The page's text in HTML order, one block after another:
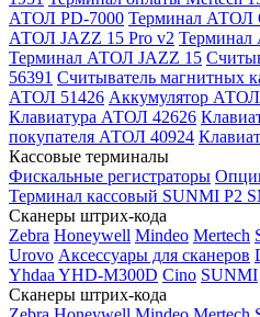
АТОЛ PD-7000 Терминал АТОЛ
АТОЛ JAZZ 15 Pro v2 Терминал
Терминал АТОЛ JAZZ 15
56391 Считыватель магнитных
АТОЛ 51426 Аккумулятор
Клавиатура АТОЛ 42626
покупателя АТОЛ 40924
Кассовые терминалы
Фискальные регистраторы
Терминал кассовый SUNMI P2
Сканеры штрих-кода
Zebra Honeywell Mindeo Mertech
Urovo Аксессуары для сканеров
Yhdaa YHD-M300D Cino SUNMI
Сканеры штрих-кода